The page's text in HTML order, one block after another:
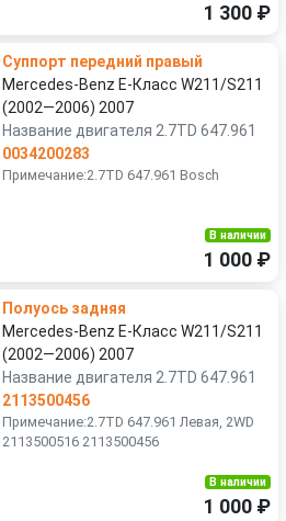
1 300 ₽
Суппорт передний правый
Mercedes-Benz E-Класс W211/S211
(2002—2006) 2007
Название двигателя 2.7TD 647.961
0034200283
Примечание:2.7TD 647.961 Bosch
В наличии
1 000 ₽
Полуось задняя
Mercedes-Benz E-Класс W211/S211
(2002—2006) 2007
Название двигателя 2.7TD 647.961
2113500456
Примечание:2.7TD 647.961 Левая, 2WD
2113500516 2113500456
В наличии
1 000 ₽